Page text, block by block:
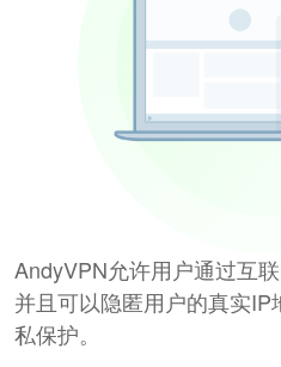
AndyVPN允许用户通过互
并且可以隐匿用户的真实
私保护。